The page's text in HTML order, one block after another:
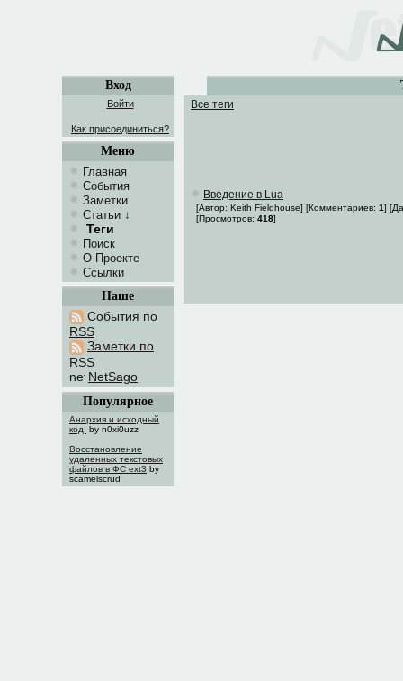
Вход
Войти
Как присоединиться?
Меню
Главная
События
Заметки
Статьи ↓
Теги
Поиск
О Проекте
Ссылки
Наше
События по
RSS
Заметки по
RSS
NetSago
Популярное
Анархия и исходный
код.
by n0xi0uzz
Восстановление
удаленных текстовых
файлов в ФС ext3 by
scamelscrud
Все теги
Введение в Lua
[Автор: Keith Fieldhouse] [Комментариев: 1]
[Просмотров: 418]